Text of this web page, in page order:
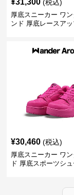
¥31,300 (税込)
厚底スニーカー ワ
ンド 厚底レースア
¥30,460 (税込)
厚底スニーカー ワ
ド 厚底スポーツシ